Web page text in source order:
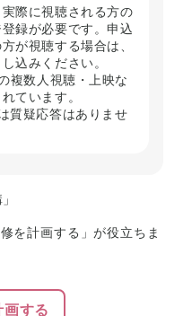
際に視聴される方の
録が必要です。申込
が視聴する場合は、
込みください。
複数人視聴・上映な
ています。
質疑応答はありませ
を計画する」が役立ちま
する